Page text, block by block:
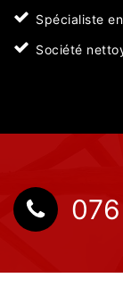
Spécialiste
Société